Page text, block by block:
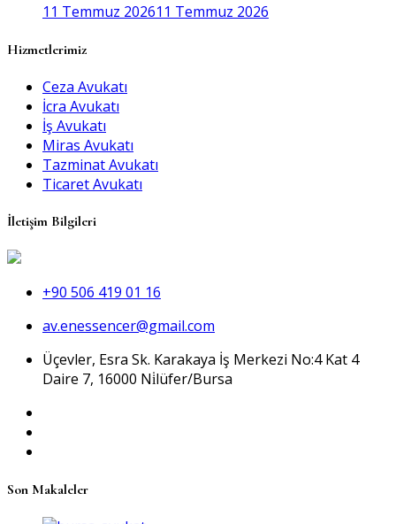
11 Temmuz 202611 Temmuz 2026
Hizmetlerimiz
Ceza Avukatı
İcra Avukatı
İş Avukatı
Miras Avukatı
Tazminat Avukatı
Ticaret Avukatı
İletişim Bilgileri
+90 506 419 01 16
av.enessencer@gmail.com
Üçevler, Esra Sk. Karakaya İş Merkezi No:4 Kat 4
Daire 7, 16000 Ni̇lüfer/Bursa
Son Makaleler